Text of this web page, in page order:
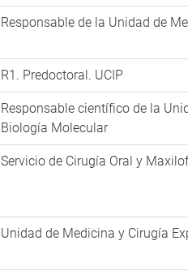
Responsable de la Unidad de
R1. Predoctoral. UCIP
Responsable científico de la
Biología Molecular
Servicio de Cirugía Oral y
Unidad de Medicina y Cirugía